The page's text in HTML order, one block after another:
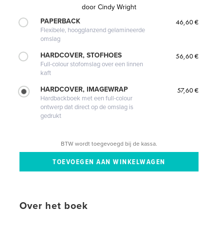
door Cindy Wright
PAPERBACK
Flexibele, hoogglanzend gelamineerde
omslag
46,60 €
HARDCOVER, STOFHOES
Full-colour stofomslag over een linnen
kaft
56,60 €
HARDCOVER, IMAGEWRAP
Hardbackboek met een full-colour
ontwerp dat direct op de omslag is
gedrukt
57,60 €
BTW wordt toegevoegd bij de kassa.
Over het boek